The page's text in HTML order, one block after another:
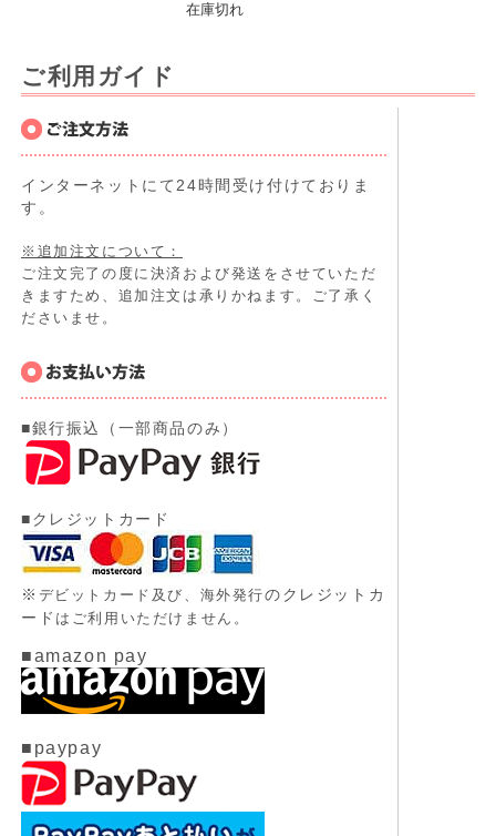
在庫切れ
ご利用ガイド
インターネットにて24時間受け付けておりま
す。
※追加注文について：
ご注文完了の度に決済および発送をさせていただ
きますため、追加注文は承りかねます。ご了承く
ださいませ。
■銀行振込（一部商品のみ）
■クレジットカード
※ デビットカード及び、 海外発行のクレジットカ
ード はご利用いただけません。
■amazon pay
■paypay